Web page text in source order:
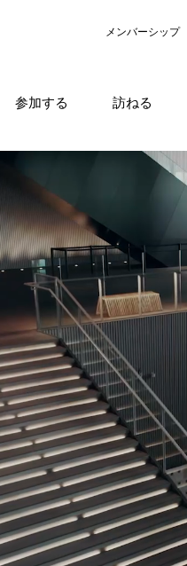
メンバーシップ
参加する 訪ねる